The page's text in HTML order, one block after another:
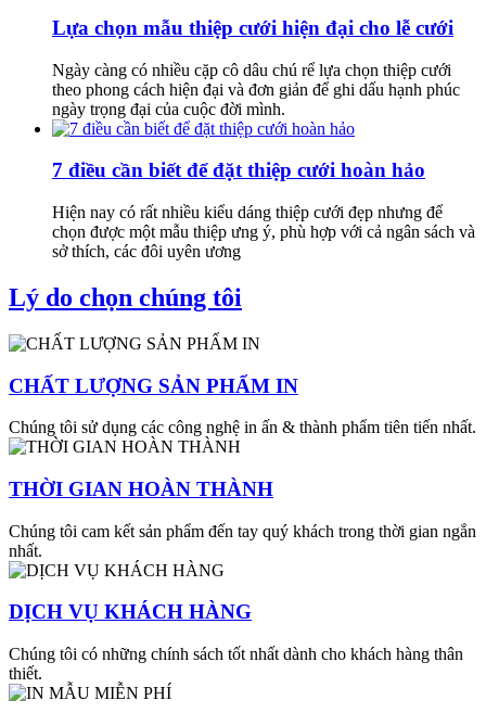
Lựa chọn mẫu thiệp cưới hiện đại cho lễ cưới
Ngày càng có nhiều cặp cô dâu chú rể lựa chọn thiệp cưới
theo phong cách hiện đại và đơn giản để ghi dấu hạnh phúc
ngày trọng đại của cuộc đời mình.
7 điều cần biết để đặt thiệp cưới hoàn hảo
Hiện nay có rất nhiều kiểu dáng thiệp cưới đẹp nhưng để
chọn được một mẫu thiệp ưng ý, phù hợp với cả ngân sách và
sở thích, các đôi uyên ương
Lý do chọn chúng tôi
CHẤT LƯỢNG SẢN PHẨM IN
Chúng tôi sử dụng các công nghệ in ấn & thành phẩm tiên tiến nhất.
THỜI GIAN HOÀN THÀNH
Chúng tôi cam kết sản phẩm đến tay quý khách trong thời gian ngắn
nhất.
DỊCH VỤ KHÁCH HÀNG
Chúng tôi có những chính sách tốt nhất dành cho khách hàng thân
thiết.